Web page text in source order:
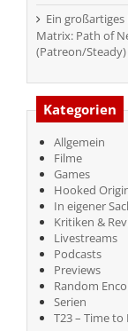
Ein
Matrix: Path of
(Patreon/Steady)
Kategorien
Allgemein
Filme
Games
Hooked
In eigener
Kritiken &
Livestreams
Podcasts
Previews
Random
Serien
T23 – Time to